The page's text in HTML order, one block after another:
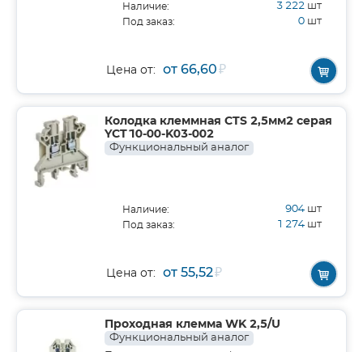
Наличие: 3 222 шт
Под заказ: 0 шт
Цена от: от 66,60₽
Колодка клеммная CTS 2,5мм2 серая
YCT10-00-K03-002
Функциональный аналог
Наличие: 904 шт
Под заказ: 1 274 шт
Цена от: от 55,52₽
Проходная клемма WK 2,5/U
Функциональный аналог